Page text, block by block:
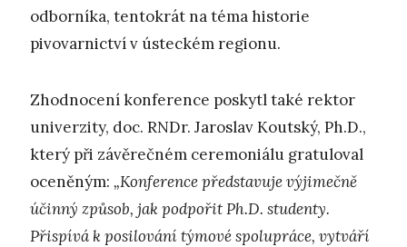
odborníka, tentokrát na téma historie
pivovarnictví v ústeckém regionu.
Zhodnocení konference poskytl také rektor
univerzity, doc. RNDr. Jaroslav Koutský, Ph.D.,
který při závěrečném ceremoniálu gratuloval
oceněným: „Konference představuje výjimečně
účinný způsob, jak podpořit Ph.D. studenty.
Přispívá k posilování týmové spolupráce, vytváří